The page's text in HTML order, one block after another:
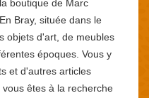
boutique de Marc
Bray, située dans le
objets d'art, de meubles
époques. Vous y
et d'autres articles
êtes à la recherche